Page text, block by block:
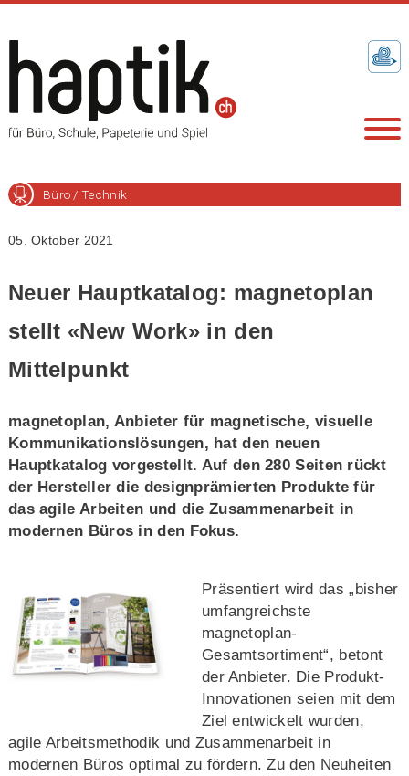
Büro / Technik
05. Oktober 2021
Neuer Hauptkatalog: magnetoplan
stellt «New Work» in den
Mittelpunkt
magnetoplan, Anbieter für magnetische, visuelle
Kommunikationslösungen, hat den neuen
Hauptkatalog vorgestellt. Auf den 280 Seiten rückt
der Hersteller die designprämierten Produkte für
das agile Arbeiten und die Zusammenarbeit in
modernen Büros in den Fokus.
Präsentiert wird das „bisher
umfangreichste
magnetoplan-
Gesamtsortiment“, betont
der Anbieter. Die Produkt-
Innovationen seien mit dem
Ziel entwickelt wurden,
agile Arbeitsmethodik und Zusammenarbeit in
modernen Büros optimal zu fördern. Zu den Neuheiten